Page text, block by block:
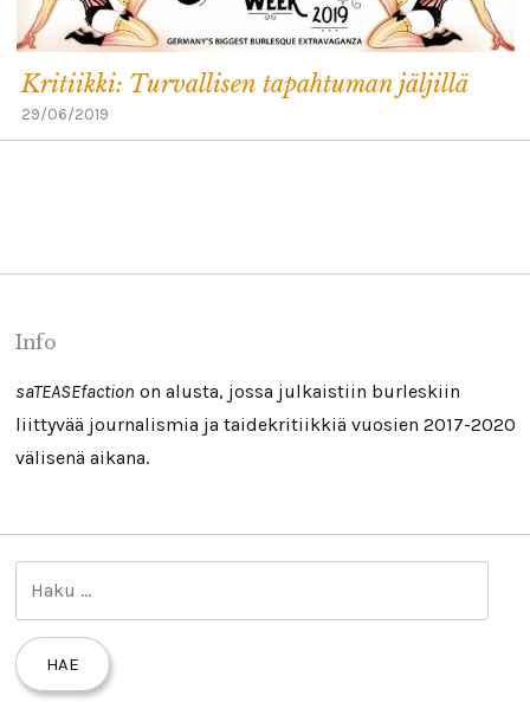
Kritiikki: Turvallisen tapahtuman jäljillä
29/06/2019
Info
saTEASEfaction on alusta, jossa julkaistiin burleskiin
liittyvää journalismia ja taidekritiikkiä vuosien 2017-2020
välisenä aikana.
k
u